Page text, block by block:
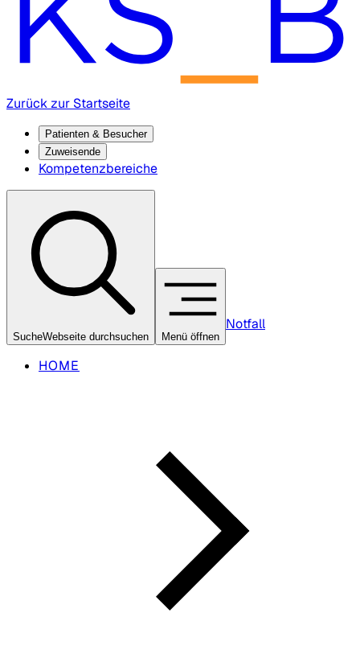
Zurück zur Startseite
Patienten & Besucher
Zuweisende
Kompetenzbereiche
SucheWebseite durchsuchen Menü öffnen
Notfall
HOME